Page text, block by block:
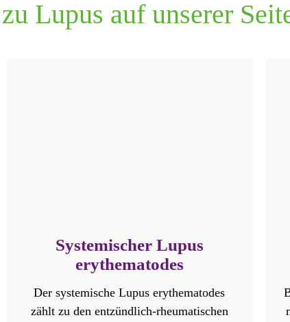
Lupus auf unserer
Systemischer Lupus
erythematodes
Der systemische Lupus erythematodes
zählt zu den entzündlich-rheumatischen